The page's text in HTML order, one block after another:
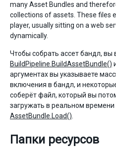
many Asset Bundles and
collections of assets. These files
player, usually sitting on a web
dynamically.
Чтобы собрать ассет бандл, вы
BuildPipeline.BuildAssetBundle()
аргументах вы указываете
включения в бандл, и
соберёт файл, который вы
загружать в реальном
AssetBundle.Load()
Папки ресурсов